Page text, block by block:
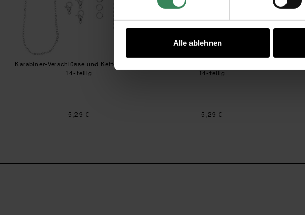
Alle ablehnen
Karabiner-Verschlüsse und Ketten silber
14-teilig
5,29 €
14-teilig
5,29 €